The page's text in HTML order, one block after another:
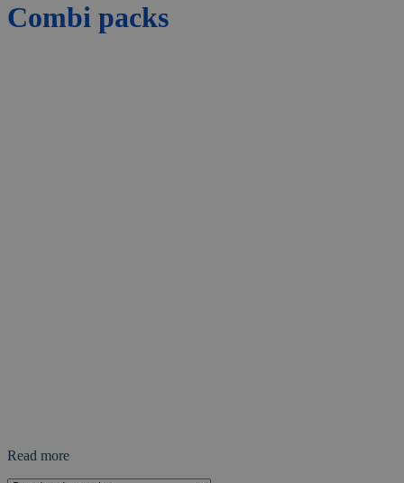
Combi packs
Read more